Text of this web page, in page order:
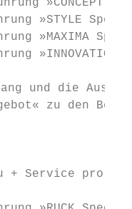
zu den